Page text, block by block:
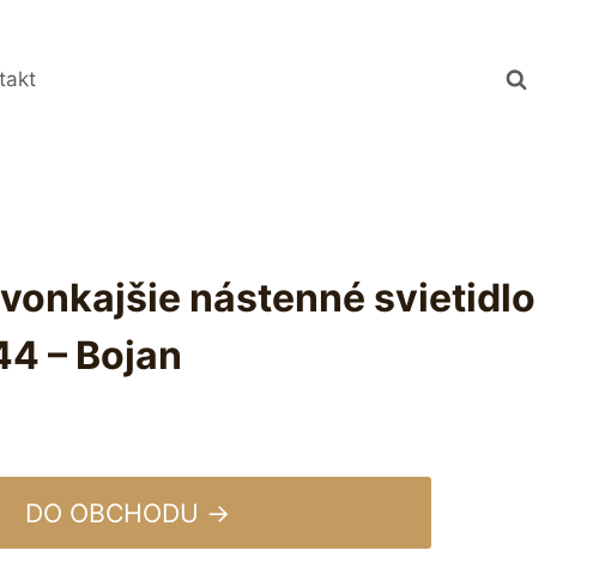
nástenné svietidlo
– Bojan
DO OBCHODU →